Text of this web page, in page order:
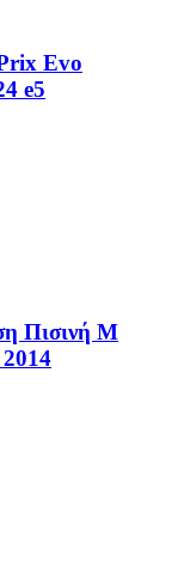
Evo
e5
Πισινή M